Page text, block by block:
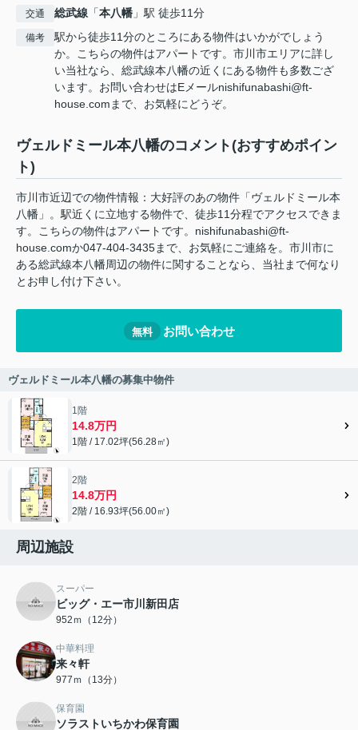
交通 総武線 「本八幡 」駅 徒歩11分
備考
駅から徒歩11分のところにある物件はいかがでしょう
か。こちらの物件はアパートです。市川市エリアに詳し
い当社なら、総武線本八幡の近くにある物件も多数ござ
います。お問い合わせはEメールnishifunabashi@ft-
house.comまで、お気軽にどうぞ。
ヴェルドミール本八幡のコメント(おすすめポイン
ト)
市川市近辺での物件情報：大好評のあの物件「ヴェルドミール本
八幡」。駅近くに立地する物件で、徒歩11分程でアクセスできま
す。こちらの物件はアパートです。nishifunabashi@ft-
house.comか047-404-3435まで、お気軽にご連絡を。市川市に
ある総武線本八幡周辺の物件に関することなら、当社まで何なり
とお申し付け下さい。
無料 お問い合わせ
ヴェルドミール本八幡の募集中物件
1階
14.8万円
1階 / 17.02坪(56.28㎡)
2階
14.8万円
2階 / 16.93坪(56.00㎡)
周辺施設
スーパー
ビッグ・エー市川新田店
952ｍ（12分）
中華料理
来々軒
977ｍ（13分）
保育園
ソラストいちかわ保育園